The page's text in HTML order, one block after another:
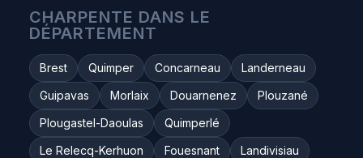
CHARPENTE DANS LE
DÉPARTEMENT
Brest Quimper Concarneau
Landerneau
Guipavas
Morlaix Douarnenez
Plouzané
Plougastel-Daoulas
Quimperlé
Le Relecq-Kerhuon
Fouesnant
Landivisiau